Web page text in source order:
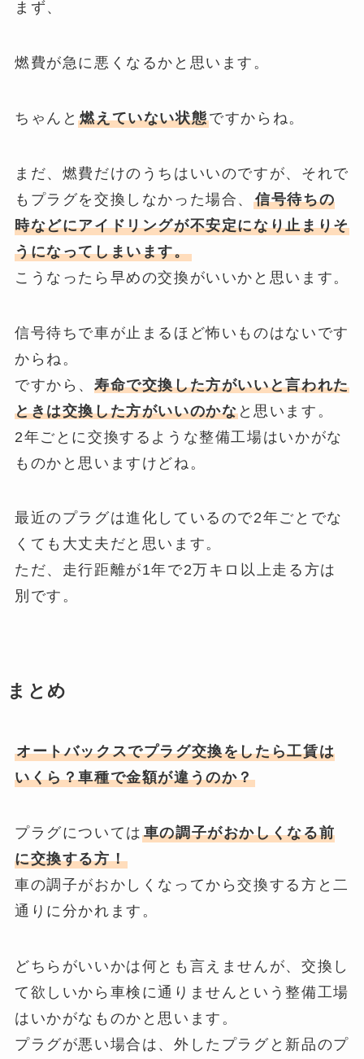
まず、
燃費が急に悪くなるかと思います。
ちゃんと燃えていない状態ですからね。
まだ、燃費だけのうちはいいのですが、それで
もプラグを交換しなかった場合、信号待ちの
時などにアイドリングが不安定になり止まりそ
うになってしまいます。
こうなったら早めの交換がいいかと思います。
信号待ちで車が止まるほど怖いものはないです
からね。
ですから、 寿命で交換した方がいいと言われた
ときは交換した方がいいのかなと思います。
2年ごとに交換するような整備工場はいかがな
ものかと思いますけどね。
最近のプラグは進化しているので2年ごとでな
くても大丈夫だと思います。
ただ、走行距離が1年で2万キロ以上走る方は
別です。
まとめ
オートバックスでプラグ交換をしたら工賃は
いくら？車種で金額が違うのか？
プラグについては 車の調子がおかしくなる前
に交換する方！
車の調子がおかしくなってから交換する方と二
通りに分かれます。
どちらがいいかは何とも言えませんが、交換し
て欲しいから車検に通りませんという整備工場
はいかがなものかと思います。
プラグが悪い場合は、外したプラグと新品のプ